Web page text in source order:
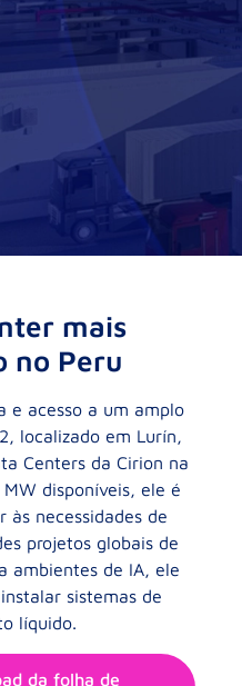
mais
no Peru
e acesso a um amplo
localizado em Lurín,
Centers da Cirion na
disponíveis, ele é
às necessidades de
projetos globais de
ambientes de IA, ele
sistemas de
líquido.
da folha de